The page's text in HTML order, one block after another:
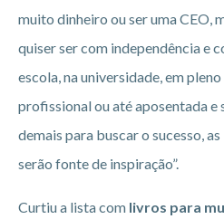
muito dinheiro ou ser uma CEO,
quiser ser com independência e
escola, na universidade, em
profissional ou até aposentada e
demais para buscar o sucesso,
serão fonte de inspiração”.
Curtiu a lista com livros para